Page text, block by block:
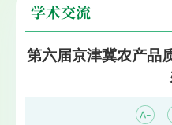
学术交流
第六届京津冀农产品